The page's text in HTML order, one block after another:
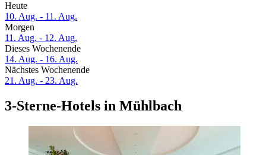
Heute
10. Aug. - 11. Aug.
Morgen
11. Aug. - 12. Aug.
Dieses Wochenende
14. Aug. - 16. Aug.
Nächstes Wochenende
21. Aug. - 23. Aug.
3-Sterne-Hotels in Mühlbach